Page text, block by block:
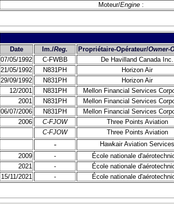
Moteur/Engine:
Date Im./Reg. Propriétaire-Opérateur/Owner-
07/05/1992
C-FWBB De Havilland Canada Inc.
21/05/1992
N831PH Horizon Air
29/09/1992
N831PH Horizon Air
12/2001
N831PH Mellon Financial Services
2001
N831PH Mellon Financial Services
06/07/2006
N831PH Mellon Financial Services
2006
C-FJOW Three Points Aviation
C-FJOW
Three Points Aviation
- Hawkair Aviation Services
2009
- École nationale
2021
- École nationale
15/11/2021
- École nationale